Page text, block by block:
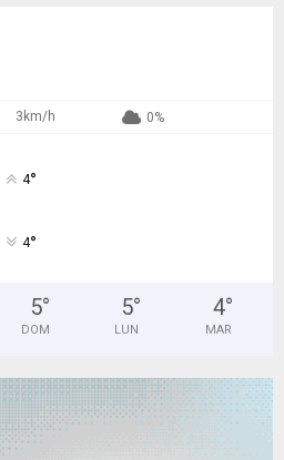
3km/h 0%
4°
4°
5°
DOM
5°
LUN
4°
MAR